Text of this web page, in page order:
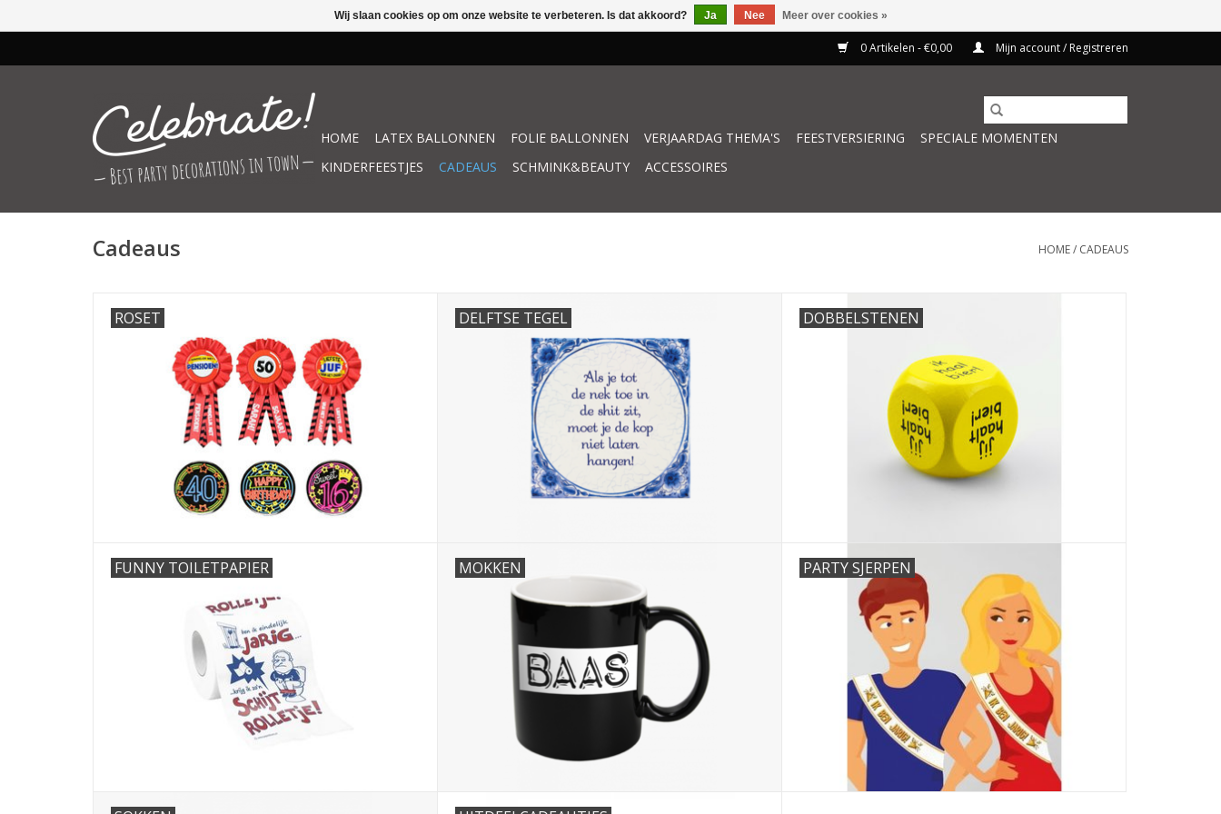
0 Artikelen - €0,00 Mijn account / Registreren
HOME LATEX BALLONNEN FOLIE BALLONNEN VERJAARDAG THEMA'S FEESTVERSIERING
SPECIALE MOMENTEN
KINDERFEESTJES
CADEAUS SCHMINK&BEAUTY ACCESSOIRES
Cadeaus HOME/ CADEAUS
ROSET DELFTSE TEGEL DOBBELSTENEN
FUNNY TOILETPAPIER MOKKEN PARTY SJERPEN
Wij slaan cookies op om onze website te verbeteren. Is dat akkoord? Ja Nee Meer over cookies »